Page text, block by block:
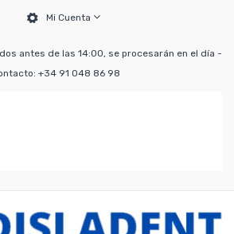
Mi Cuenta
antes de las 14:00, se procesarán en el día -
+34 91 048 86 98